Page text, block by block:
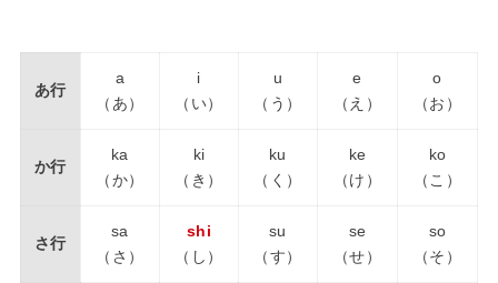
あ行
a
（あ）
i
（い）
u
（う）
e
（え）
o
（お）
か行
ka
（か）
ki
（き）
ku
（く）
ke
（け）
ko
（こ）
さ行
sa
（さ）
shi
（し）
su
（す）
se
（せ）
so
（そ）